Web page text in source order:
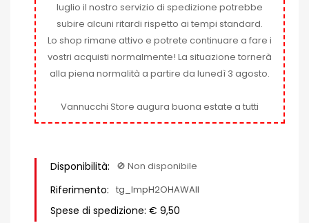
luglio il nostro servizio di spedizione potrebbe
subire alcuni ritardi rispetto ai tempi standard.
Lo shop rimane attivo e potrete continuare a fare i
vostri acquisti normalmente! La situazione tornerà
alla piena normalità a partire da lunedì 3 agosto.
Vannucchi Store augura buona estate a tutti
Disponibilità: 🚫​ Non disponibile
Riferimento: tg_ImpH2OHAWAII
Spese di spedizione: € 9,50